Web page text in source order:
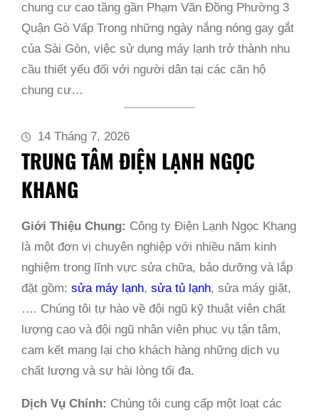
chung cư cao tầng gần Phạm Văn Đồng Phường 3
Quận Gò Vấp Trong những ngày nắng nóng gay gắt
của Sài Gòn, việc sử dụng máy lạnh trở thành nhu
cầu thiết yếu đối với người dân tại các căn hộ
chung cư…
14 Tháng 7, 2026
TRUNG TÂM ĐIỆN LẠNH NGỌC
KHANG
Giới Thiệu Chung: Công ty Điện Lạnh Ngọc Khang
là một đơn vị chuyên nghiệp với nhiều năm kinh
nghiệm trong lĩnh vực sửa chữa, bảo dưỡng và lắp
đặt gồm: sửa máy lạnh, sửa tủ lạnh, sửa máy giặt,
…. Chúng tôi tự hào về đội ngũ kỹ thuật viên chất
lượng cao và đội ngũ nhân viên phục vụ tận tâm,
cam kết mang lại cho khách hàng những dịch vụ
chất lượng và sự hài lòng tối đa.
Dịch Vụ Chính: Chúng tôi cung cấp một loạt các